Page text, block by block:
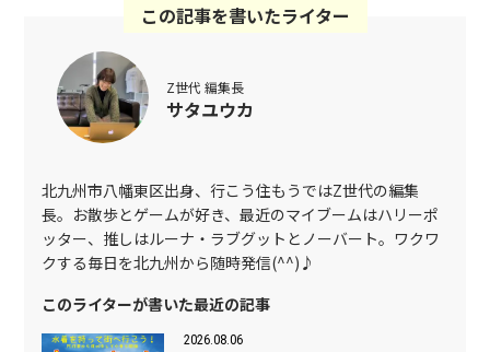
この記事を書いたライター
Z世代 編集長
サタユウカ
北九州市八幡東区出身、行こう住もうではZ世代の編集
長。お散歩とゲームが好き、最近のマイブームはハリーポ
ッター、推しはルーナ・ラブグットとノーバート。ワクワ
クする毎日を北九州から随時発信(^^)♪
このライターが書いた最近の記事
2026.08.06